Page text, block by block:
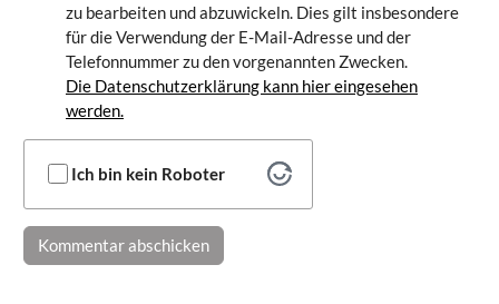
zu bearbeiten und abzuwickeln. Dies gilt insbesondere
für die Verwendung der E-Mail-Adresse und der
Telefonnummer zu den vorgenannten Zwecken.
Die Datenschutzerklärung kann hier eingesehen
werden.
Ich bin kein Roboter
Kommentar abschicken